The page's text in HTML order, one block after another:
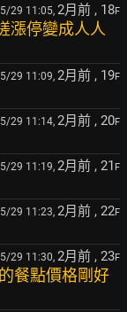
29 11:05, 2月前 , 18F
漲停變成人人
29 11:09, 2月前 , 19F
29 11:14, 2月前 , 20F
29 11:19, 2月前 , 21 F
29 11:23, 2月前 , 22F
29 11:30, 2月前 , 23F
餐點價格剛好